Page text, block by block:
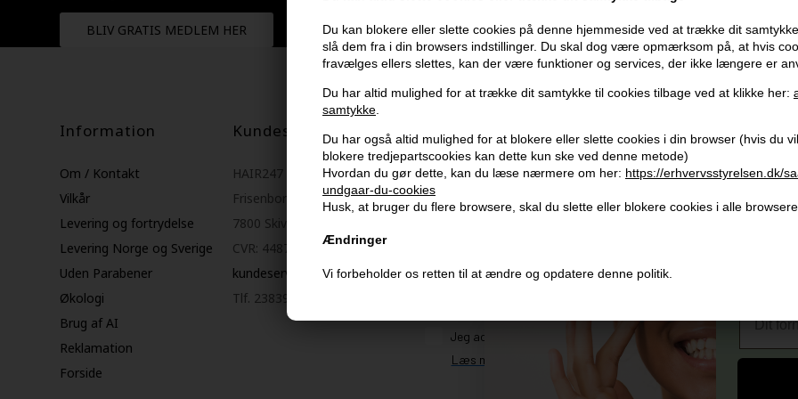
Du kan blokere eller slette cookies på denne hjemmeside ved at trække dit
slå dem fra i din browsers indstillinger. Du skal dog være opmærksom på, at hvis
fravælges ellers slettes, kan der være funktioner og services, der ikke længere er
Du har altid mulighed for at trække dit samtykke til cookies tilbage ved at klikke her:
samtykke
Du har også altid mulighed for at blokere eller slette cookies i din browser (hvis du
blokere tredjepartscookies kan dette kun ske ved denne metode)
Hvordan du gør dette, kan du læse nærmere om her: https://erhvervsstyrelsen.dk/
undgaar-du-cookies
Husk, at bruger du flere browsere, skal du slette eller blokere cookies i alle browsere.
Ændringer
Vi forbeholder os retten til at ændre og opdatere denne politik.
BLIV GRATIS MEDLEM HER
Information
Om / Kontakt
Vilkår
Levering og fortrydelse
Levering Norge og Sverige
Uden Parabener
Økologi
Brug af AI
Reklamation
Forside
Kundeservice
HAIR247
Frisenborgvej 6A
7800 Skive
CVR: 44874253
kundeservice@hair247.dk
Tlf. 23839799 (hverdage 9-14)
Modtag tilbud mm
Tilmeld dig nyhedsbrev - du kan altid afmelde det igen.
Navn
ConsentJeg accepterer vilkår og betingelser.
Læs mere her
Og